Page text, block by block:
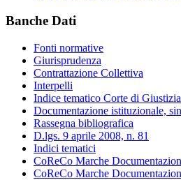
Banche Dati
Fonti normative
Giurisprudenza
Contrattazione Collettiva
Interpelli
Indice tematico Corte di Giustizia
Documentazione istituzionale,
Rassegna bibliografica
D.lgs. 9 aprile 2008, n. 81
Indici tematici
CoReCo Marche
CoReCo Marche